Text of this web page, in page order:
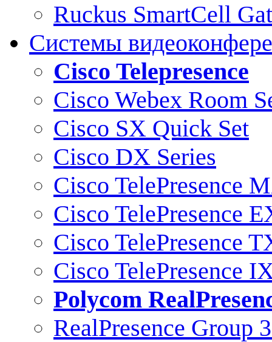
Ruckus SmartCell
Системы
Cisco Telepresence
Cisco Webex Room
Cisco SX Quick Set
Cisco DX Series
Cisco TelePresence
Cisco TelePresence
Cisco TelePresence
Cisco TelePresence
Polycom
RealPresence Group